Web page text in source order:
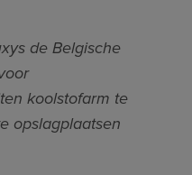
de Belgische
koolstofarm te
opslagplaatsen